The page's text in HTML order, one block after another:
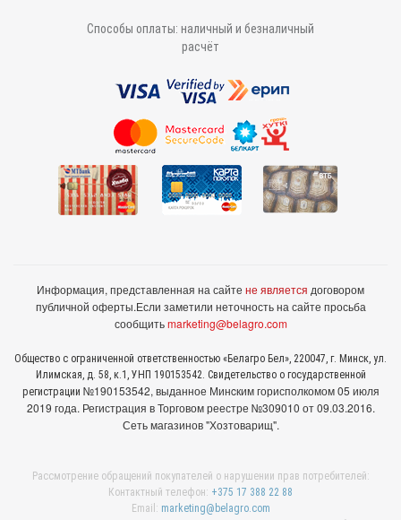
Способы оплаты: наличный и безналичный
расчёт
Информация, представленная на сайте не является договором
публичной оферты.Если заметили неточность на сайте просьба
сообщитьmarketing@belagro.com
Общество с ограниченной ответственностью «Белагро Бел», 220047, г. Минск, ул.
Илимская, д. 58, к.1, УНП 190153542. Свидетельство о государственной
регистрации №190153542, выданное Минcким горисполкомом 05 июля
2019 года. Регистрация в Торговом реестре №309010 от 09.03.2016.
Сеть магазинов "Хозтоварищ".
Рассмотрение обращений покупателей о нарушении прав потребителей:
Контактный телефон: +375 17 388 22 88
Email: marketing@belagro.com